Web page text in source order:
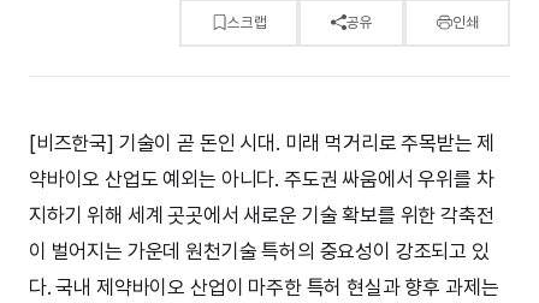
스크랩 공유 인쇄
[비즈한국] 기술이 곧 돈인 시대. 미래 먹거리로 주목받는 제
약바이오 산업도 예외는 아니다. 주도권 싸움에서 우위를 차
지하기 위해 세계 곳곳에서 새로운 기술 확보를 위한 각축전
이 벌어지는 가운데 원천기술 특허의 중요성이 강조되고 있
다. 국내 제약바이오 산업이 마주한 특허 현실과 향후 과제는